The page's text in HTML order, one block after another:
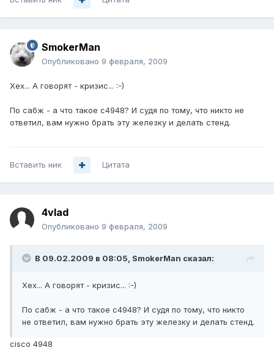
SmokerMan
Опубликовано 9 февраля, 2009
Хех... А говорят - кризис... :-)
По сабж - а что такое с4948? И судя по тому, что никто не
ответил, вам нужно брать эту железку и делать стенд.
Вставить ник Цитата
4vlad
Опубликовано 9 февраля, 2009
В 09.02.2009 в 08:05, SmokerMan сказал:
Хех... А говорят - кризис... :-)
По сабж - а что такое с4948? И судя по тому, что никто
не ответил, вам нужно брать эту железку и делать стенд.
cisco 4948